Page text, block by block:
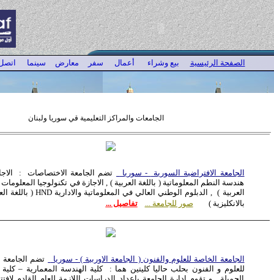
الصفحة الرئيسية بيع وشراء أعمال سفر معارض سينما
الجامعات والمراكز التعليمية قي سوريا ولبنان
الجامعة الافتراضية السورية - سوريا
تضم الجامعة الاختصاصات :
هندسة النطم المعلوماتية ( باللغة العربية ) , الاجازة في تكنولوجيا المعلومات
العربية ) , الدبلوم الوطني العالي في المعلوماتية والاداريةHND ( باللغة
بالانكليزية )
صور للجامعة ... تفاصيل ...
الجامعة الخاصة للعلوم والفنون ( الجامعة الاوربية ) - سوريا
تضم الجامعة
للعلوم و الفنون بحلب حاليا كليتين هما : كلية الهندسة المعمارية – كلية